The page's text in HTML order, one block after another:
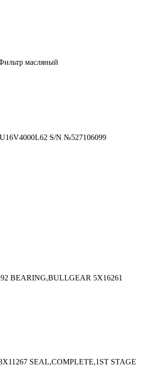
масляный
S/N №527106099
BEARING,BULLGEAR 5X16261
SEAL,COMPLETE,1ST STAGE